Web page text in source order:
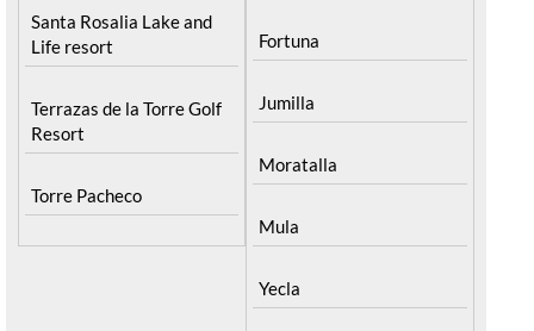
Santa Rosalia Lake and
Life resort
Terrazas de la Torre Golf
Resort
Torre Pacheco
Fortuna
Jumilla
Moratalla
Mula
Yecla